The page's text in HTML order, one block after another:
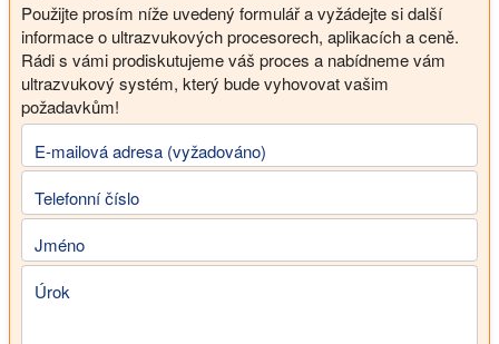
Použijte prosím níže uvedený formulář a vyžádejte si další
informace o ultrazvukových procesorech, aplikacích a ceně.
Rádi s vámi prodiskutujeme váš proces a nabídneme vám
ultrazvukový systém, který bude vyhovovat vašim
požadavkům!
E-mailová adresa (vyžadováno)
Telefonní číslo
Jméno
Úrok